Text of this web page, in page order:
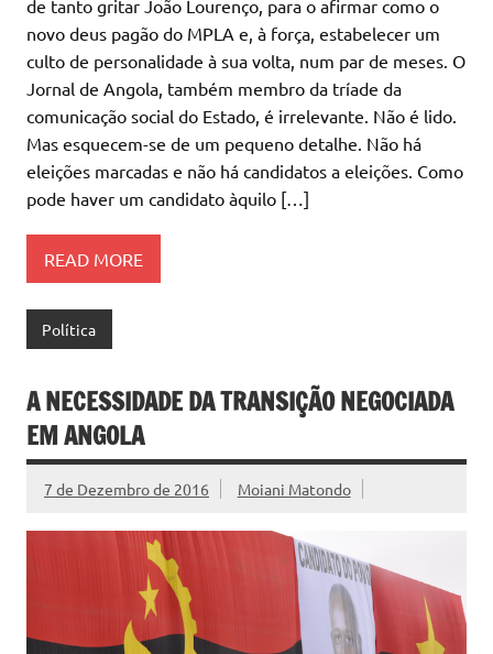
de tanto gritar João Lourenço, para o afirmar como o
novo deus pagão do MPLA e, à força, estabelecer um
culto de personalidade à sua volta, num par de meses. O
Jornal de Angola, também membro da tríade da
comunicação social do Estado, é irrelevante. Não é lido.
Mas esquecem-se de um pequeno detalhe. Não há
eleições marcadas e não há candidatos a eleições. Como
pode haver um candidato àquilo […]
READ MORE
Política
A NECESSIDADE DA TRANSIÇÃO NEGOCIADA
EM ANGOLA
7 de Dezembro de 2016 Moiani Matondo